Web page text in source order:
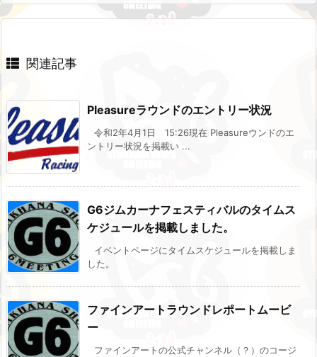
関連記事
Pleasureラウンドのエントリー状況
令和2年4月1日 15:26現在 Pleasureウンドのエ
ントリー状況を掲載い ...
G6ジムカーナフェスティバルのタイムス
ケジュールを掲載しました。
イベントページにタイムスケジュールを掲載しま
した。
ファインアートラウンドレポートムービ
ー
ファインアートの公式チャンネル（？）のコージ